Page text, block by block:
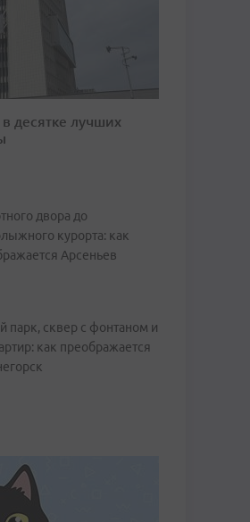
десятке лучших
двора до
курорта: как
Арсеньев
парк, сквер с фонтаном и
как преображается